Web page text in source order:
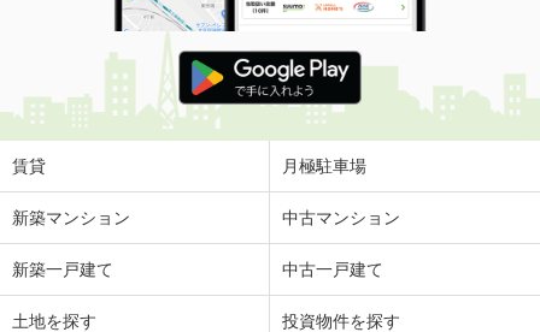
賃貸 月極駐車場
新築マンション 中古マンション
新築一戸建て 中古一戸建て
土地を探す 投資物件を探す